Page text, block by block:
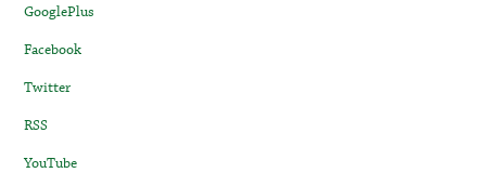
GooglePlus
Facebook
Twitter
RSS
YouTube